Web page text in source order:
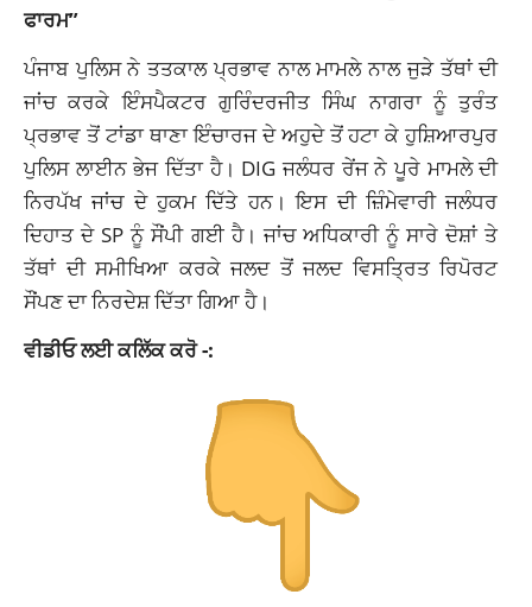
ਫਾਰਮ”
ਪੰਜਾਬ ਪੁਲਿਸ ਨੇ ਤਤਕਾਲ ਪ੍ਰਭਾਵ ਨਾਲ ਮਾਮਲੇ ਨਾਲ ਜੁੜੇ ਤੱਥਾਂ ਦੀ
ਜਾਂਚ ਕਰਕੇ ਇੰਸਪੈਕਟਰ ਗੁਰਿੰਦਰਜੀਤ ਸਿੰਘ ਨਾਗਰਾ ਨੂੰ ਤੁਰੰਤ
ਪ੍ਰਭਾਵ ਤੋਂ ਟਾਂਡਾ ਥਾਣਾ ਇੰਚਾਰਜ ਦੇ ਅਹੁਦੇ ਤੋਂ ਹਟਾ ਕੇ ਹੁਸ਼ਿਆਰਪੁਰ
ਪੁਲਿਸ ਲਾਈਨ ਭੇਜ ਦਿੱਤਾ ਹੈ। DIG ਜਲੰਧਰ ਰੇਂਜ ਨੇ ਪੂਰੇ ਮਾਮਲੇ ਦੀ
ਨਿਰਪੱਖ ਜਾਂਚ ਦੇ ਹੁਕਮ ਦਿੱਤੇ ਹਨ। ਇਸ ਦੀ ਜ਼ਿੰਮੇਵਾਰੀ ਜਲੰਧਰ
ਦਿਹਾਤ ਦੇ SP ਨੂੰ ਸੌਂਪੀ ਗਈ ਹੈ। ਜਾਂਚ ਅਧਿਕਾਰੀ ਨੂੰ ਸਾਰੇ ਦੋਸ਼ਾਂ ਤੇ
ਤੱਥਾਂ ਦੀ ਸਮੀਖਿਆ ਕਰਕੇ ਜਲਦ ਤੋਂ ਜਲਦ ਵਿਸਤ੍ਰਿਤ ਰਿਪੋਰਟ
ਸੌਂਪਣ ਦਾ ਨਿਰਦੇਸ਼ ਦਿੱਤਾ ਗਿਆ ਹੈ।
ਵੀਡੀਓ ਲਈ ਕਲਿੱਕ ਕਰੋ -: